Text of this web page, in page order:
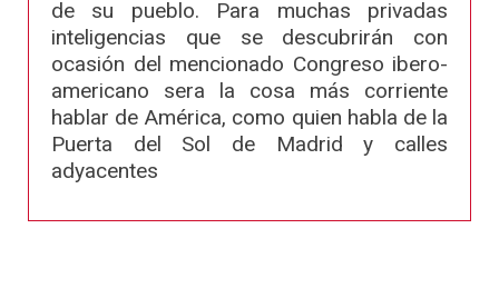
de su pueblo. Para muchas privadas
inteligencias que se descubrirán con
ocasión del mencionado Congreso ibero-
americano sera la cosa más corriente
hablar de América, como quien habla de la
Puerta del Sol de Madrid y calles
adyacentes